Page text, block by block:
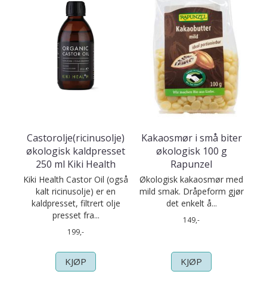
Castorolje(ricinusolje)
økologisk kaldpresset
250 ml Kiki Health
Kiki Health Castor Oil (også
kalt ricinusolje) er en
kaldpresset, filtrert olje
presset fra...
199,-
KJØP
Kakaosmør i små biter
økologisk 100 g
Rapunzel
Økologisk kakaosmør med
mild smak. Dråpeform gjør
det enkelt å...
149,-
KJØP